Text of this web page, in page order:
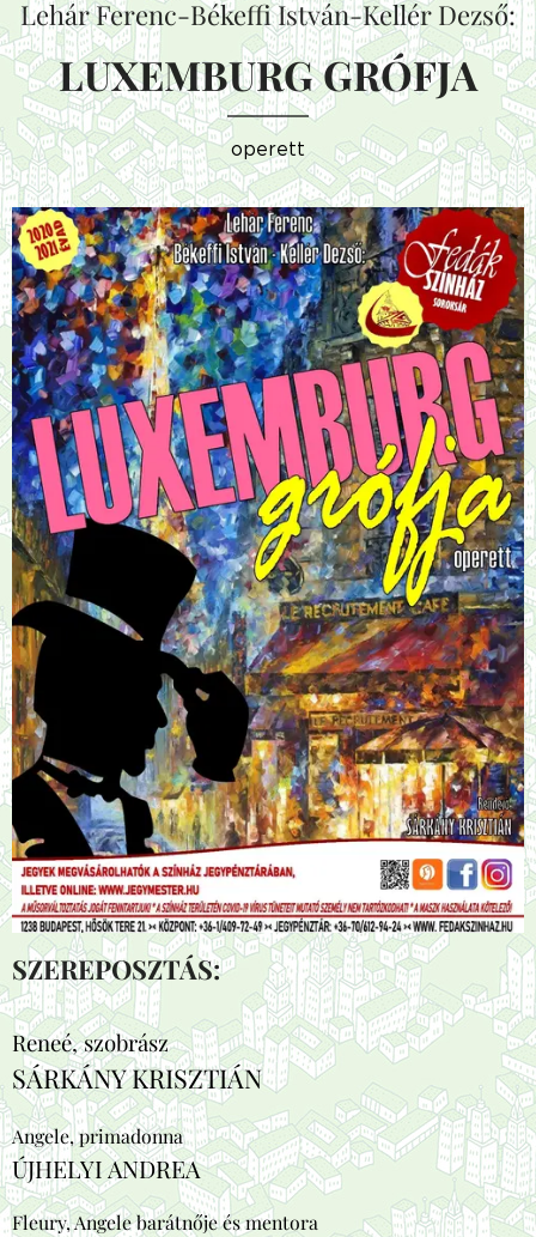
Lehár Ferenc-Békeffi István-Kellér Dezső:
LUXEMBURG GRÓFJA
operett
SZEREPOSZTÁS:
Reneé, szobrász
SÁRKÁNY KRISZTIÁN
Angele, primadonna
ÚJHELYI ANDREA
Fleury, Angele barátnője és mentora